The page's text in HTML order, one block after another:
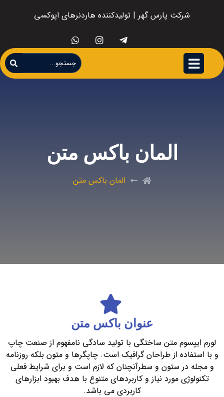
شرکت پارس گهر | تولیدکننده هاردنرهای اپوکسی
المان باکس متن
المان باکس متن
عنوان باکس متن
لورم ایپسوم متن ساختگی با تولید سادگی نامفهوم از صنعت چاپ
و با استفاده از طراحان گرافیک است. چاپگرها و متون بلکه روزنامه
و مجله در ستون و سطرآنچنان که لازم است و برای شرایط فعلی
تکنولوژی مورد نیاز و کاربردهای متنوع با هدف بهبود ابزارهای
کاربردی می باشد.